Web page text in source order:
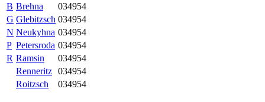
B Brehna
034954
G Glebitzsch 034954
N Neukyhna 034954
P Petersroda 034954
R Ramsin
034954
Renneritz 034954
Roitzsch
034954